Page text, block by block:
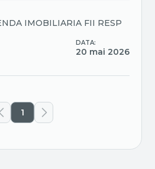
IMOBILIARIA FII RESP
DATA:
20 mai 2026
1